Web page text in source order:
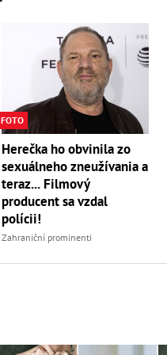
FOTO
Herečka ho obvinila zo
sexuálneho zneužívania a
teraz... Filmový
producent sa vzdal
polícii!
Zahraniční prominenti